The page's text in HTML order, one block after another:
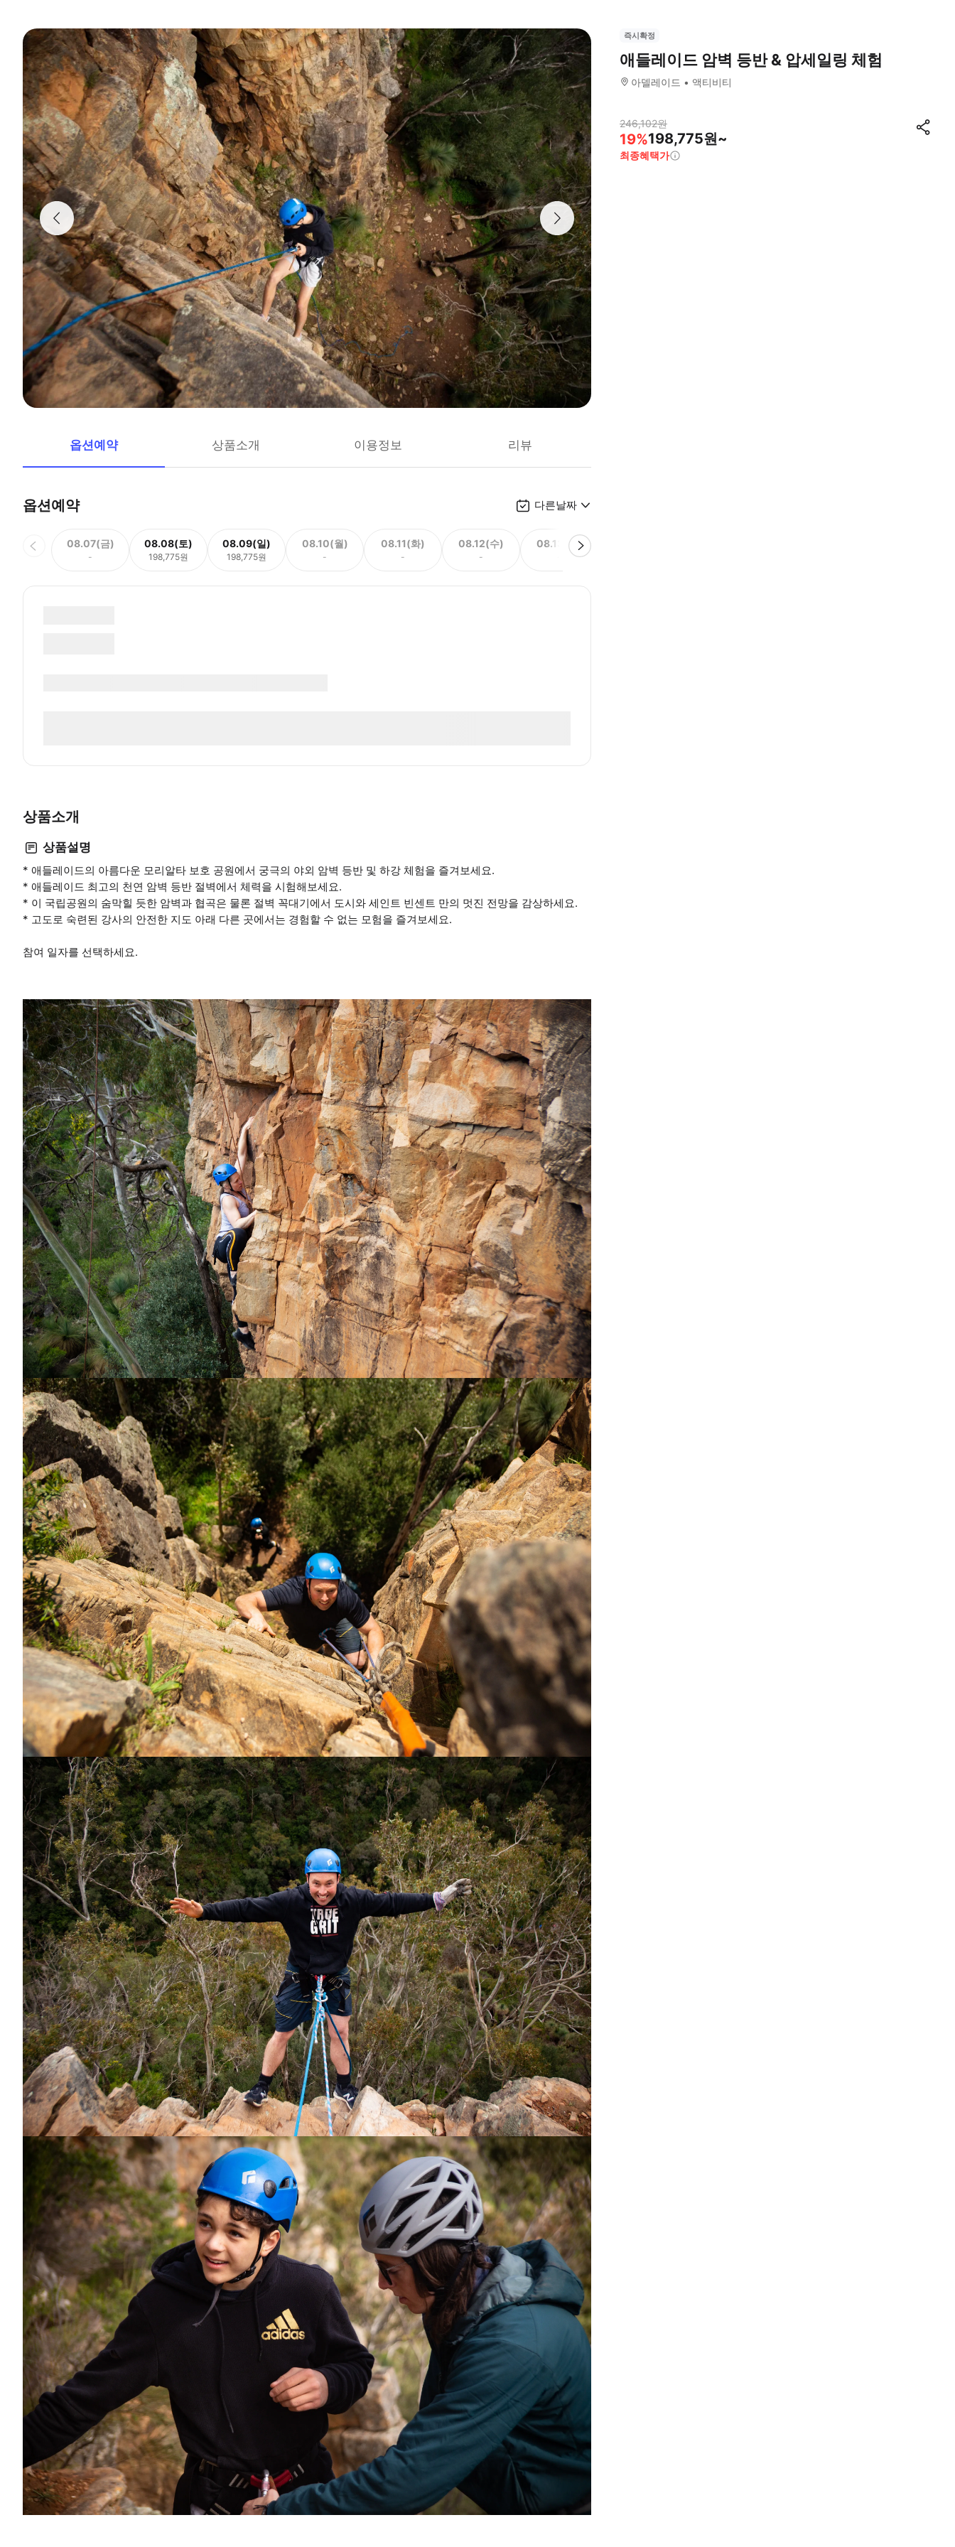
옵션예약 상품소개 이용정보 리뷰
옵션예약 다른날짜
08.07(금)
-
08.08(토)
198,775원
08.09(일)
198,775원
08.10(월)
-
08.11(화)
-
08.12(수)
-
08.13(목)
상품소개
상품설명
* 애들레이드의 아름다운 모리알타 보호 공원에서 궁극의 야외 암벽 등반 및 하강 체험을 즐겨보세요.
* 애들레이드 최고의 천연 암벽 등반 절벽에서 체력을 시험해보세요.
* 이 국립공원의 숨막힐 듯한 암벽과 협곡은 물론 절벽 꼭대기에서 도시와 세인트 빈센트 만의 멋진 전망을 감상하세요.
* 고도로 숙련된 강사의 안전한 지도 아래 다른 곳에서는 경험할 수 없는 모험을 즐겨보세요.
참여 일자를 선택하세요.
즉시확정
애들레이드 암벽 등반 & 압세일링 체험
아델레이드 액티비티
246,102원
19%198,775원~
최종혜택가